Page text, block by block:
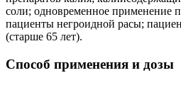
соли; одновременное применение
пациенты негроидной расы;
(старше 65 лет).
Способ применения и дозы